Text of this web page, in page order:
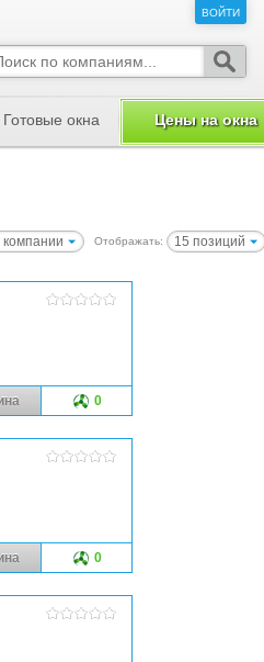
компании Отображать: 15 позиций
0
0
ВОЙТИ
Готовые окна Цены на окна
ВОЙТИ